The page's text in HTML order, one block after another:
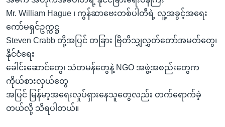
Mr. William Hague ၊ ကွန်ဆာဗေးတစ်ပါတီရဲ့ လူ့အခွင့်အရေး
ကော်မရှင်ဥက္ကဋ္ဌ
Steven Crabb တို့အပြင် တခြား ဗြိတိသျှလွှတ်တော်အမတ်တွေ၊
နိုင်ငံရေး
ခေါင်းဆောင်တွေ၊ သံတမန်တွေနဲ့ NGO အဖွဲ့အစည်းတွေက
ကိုယ်စားလှယ်တွေ
အပြင် မြန်မာ့အရေးလှုပ်ရှားနေသူတွေလည်း တက်ရောက်ခဲ့
တယ်လို့ သိရပါတယ်။